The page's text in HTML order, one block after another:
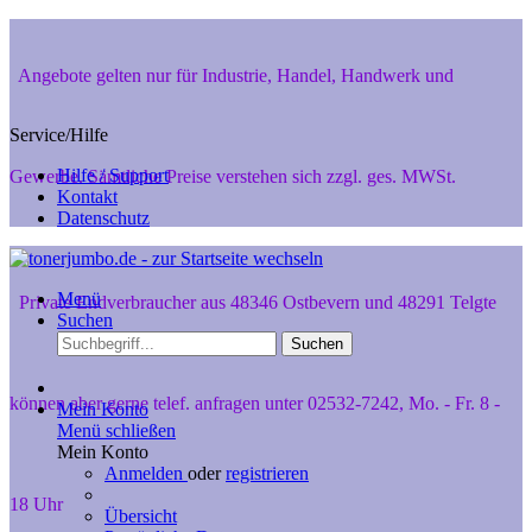
Angebote gelten nur für Industrie, Handel, Handwerk und
Gewerbe. Sämtliche Preise verstehen sich zzgl. ges. MWSt.
Private Endverbraucher aus 48346 Ostbevern und 48291 Telgte
können aber gerne telef. anfragen unter 02532-7242, Mo. - Fr. 8 -
18 Uhr
Service/Hilfe
Hilfe / Support
Kontakt
Datenschutz
Menü
Suchen
Suchen
Mein Konto
Menü schließen
Mein Konto
Anmelden oderregistrieren
Übersicht